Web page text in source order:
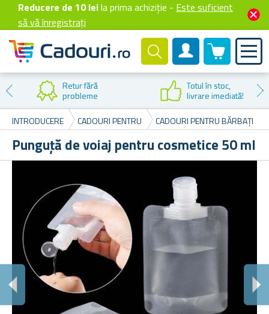
Reducere de 10 leila prima achiziție - Este suficient
să vă înregistrați
Cont client
0 produselor
Retur fără
probleme
Totul în stoc,
livrare imediată!
INTRODUCERE
CADOURI PENTRU CADOURI PENTRU BĂRBAȚI
Punguță de voiaj pentru cosmetice 50 ml